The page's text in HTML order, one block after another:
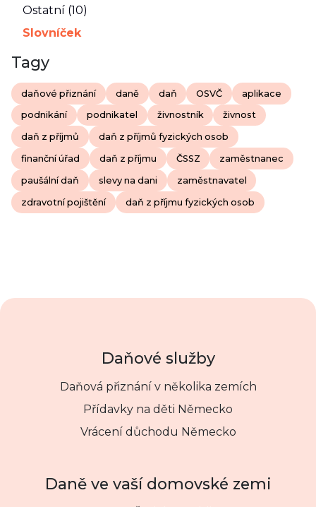
Ostatní (10)
Slovníček
Tagy
daňové přiznání daně daň OSVČ aplikace
podnikání podnikatel živnostník živnost
daň z příjmů daň z příjmů fyzických osob
finanční úřad daň z příjmu ČSSZ zaměstnanec
paušální daň slevy na dani zaměstnavatel
zdravotní pojištění daň z příjmu fyzických osob
Daňové služby
Daňová přiznání v několika zemích
Přídavky na děti Německo
Vrácení důchodu Německo
Daně ve vaší domovské zemi